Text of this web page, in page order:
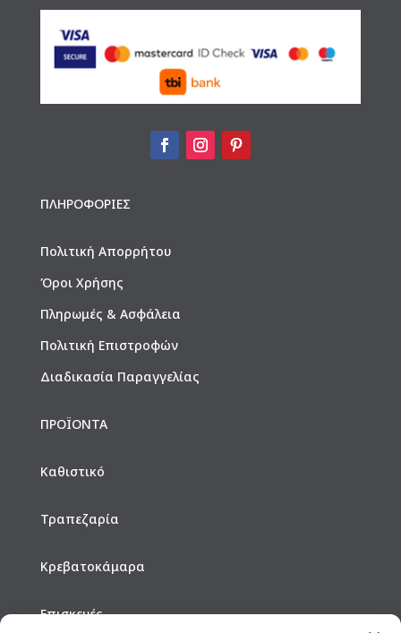
ΠΛΗΡΟΦΟΡΙΕΣ
Πολιτική Απορρήτου
Όροι Χρήσης
Πληρωμές & Ασφάλεια
Πολιτική Επιστροφών
Διαδικασία Παραγγελίας
ΠΡΟΪΟΝΤΑ
Καθιστικό
Τραπεζαρία
Κρεβατοκάμαρα
Επισκευές